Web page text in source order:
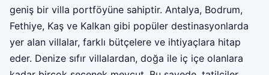
geniş bir villa portföyüne sahiptir. Antalya, Bodrum,
Fethiye, Kaş ve Kalkan gibi popüler destinasyonlarda
yer alan villalar, farklı bütçelere ve ihtiyaçlara hitap
eder. Denize sıfır villalardan, doğa ile iç içe olanlara